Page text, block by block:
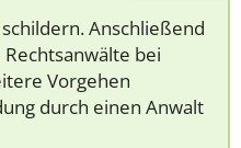
Anschließend
bei
Vorgehen
durch einen Anwalt